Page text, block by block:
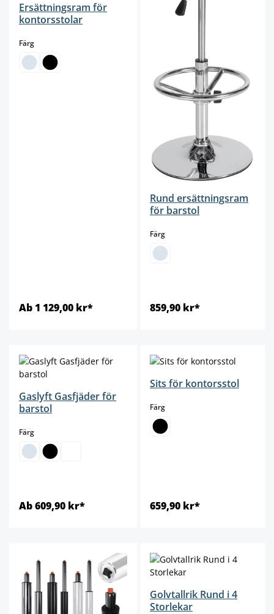
Ersättningsram för
kontorsstolar
Färgselect
Ab 1 129,00 kr*
Rund ersättningsram
för barstol
Färgselect
859,90 kr*
Gaslyft Gasfjäder för
barstol
Färgselect
Ab 609,90 kr*
Sits för kontorsstol
Färgselect
659,90 kr*
Golvtallrik Rund i 4
Storlekar